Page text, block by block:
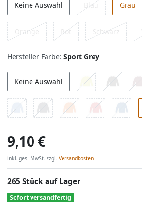
Keine Auswahl Blau Grau
Orange Rot Schwarz
Hersteller Farbe: Sport Grey
Keine Auswahl
9,10 €
inkl. ges. MwSt. zzgl. Versandkosten
265 Stück auf Lager
Sofort versandfertig